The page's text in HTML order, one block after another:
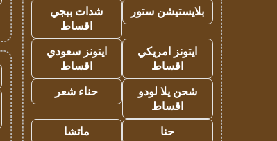
بلايستيشن ستور
شدات ببجي
اقساط
ايتونز امريكي
اقساط
ايتونز سعودي
اقساط
شحن يلا لودو
اقساط
حناء شعر
حنا
ماتشا